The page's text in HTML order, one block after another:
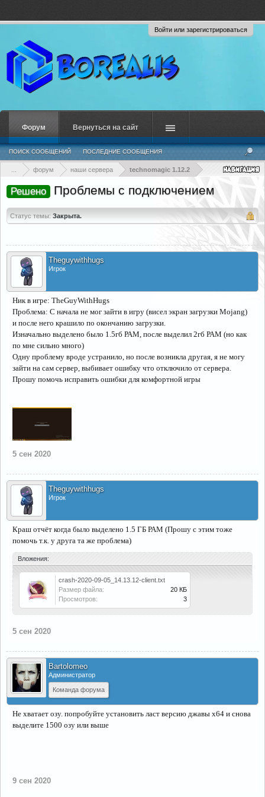
Войти или зарегистрироваться
форум наши сервера technomagic 1.12.2
Решено Проблемы с подключением
Статус темы: Закрыта.
Theguywithhugs
Игрок
Ник в игре: TheGuyWithHugs
Проблема: С начала не мог зайти в игру (висел экран загрузки Mojang)
и после него крашило по окончанию загрузки.
Изначально выделено было 1.5гб РАМ, после выделил 2гб РАМ (но как
по мне сильно много)
Одну проблему вроде устранило, но после возникла другая, я не могу
зайти на сам сервер, выбивает ошибку что отключило от сервера.
Прошу помочь исправить ошибки для комфортной игры
5 сен 2020
Theguywithhugs
Игрок
Краш отчёт когда было выделено 1.5 ГБ РАМ (Прошу с этим тоже
помочь т.к. у друга та же проблема)
Вложения:
crash-2020-09-05_14.13.12-client.txt
Размер файла:
20 КБ
Просмотров:
3
5 сен 2020
Bartolomeo
Администратор
Команда форума
Не хватает озу. попробуйте установить ласт версию джавы х64 и снова
выделите 1500 озу или выше
9 сен 2020
Форум
ПОИСК СООБЩЕНИЙ ПОСЛЕДНИЕ СООБЩЕНИЯ
Вернуться на сайт